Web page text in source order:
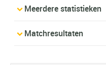
Meerdere statistieken
Matchresultaten